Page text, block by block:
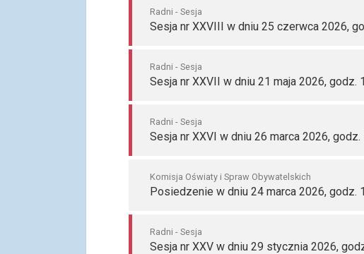
Radni - Sesja
Sesja nr XXVIII w dniu 25 czerwca 2026,
Radni - Sesja
Sesja nr XXVII w dniu 21 maja 2026, godz.
Radni - Sesja
Sesja nr XXVI w dniu 26 marca 2026, godz.
Komisja Oświaty i Spraw Obywatelskich
Posiedzenie w dniu 24 marca 2026, godz.
Radni - Sesja
Sesja nr XXV w dniu 29 stycznia 2026,